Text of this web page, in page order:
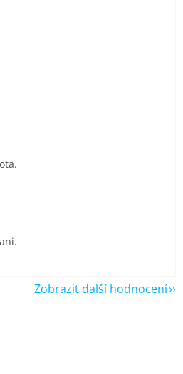
je 5 z 5 hvězdiček.
je 5 z 5 hvězdiček.
je 5 z 5 hvězdiček.
Zobrazit další hodnocení